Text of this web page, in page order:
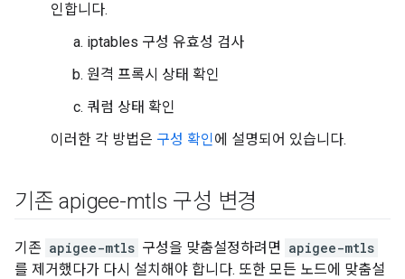
인합니다.
iptables 구성 유효성 검사
원격 프록시 상태 확인
쿼럼 상태 확인
이러한 각 방법은 구성 확인에 설명되어 있습니다.
기존 apigee-mtls 구성 변경
기존 apigee-mtls 구성을 맞춤설정하려면 apigee-mtls
를 제거했다가 다시 설치해야 합니다. 또한 모든 노드에 맞춤설